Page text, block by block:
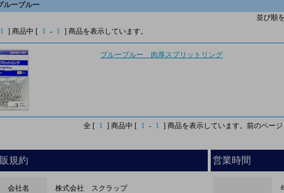
ルーブルー
並び順
1 ] 商品中 [ 1 - 1 ] 商品を表示しています。
ブルーブルー 肉厚スプリットリング
全 [ 1 ] 商品中 [ 1 - 1 ] 商品を表示しています。 前のページ
規約 営業時間
会社名 株式会社 スクラップ